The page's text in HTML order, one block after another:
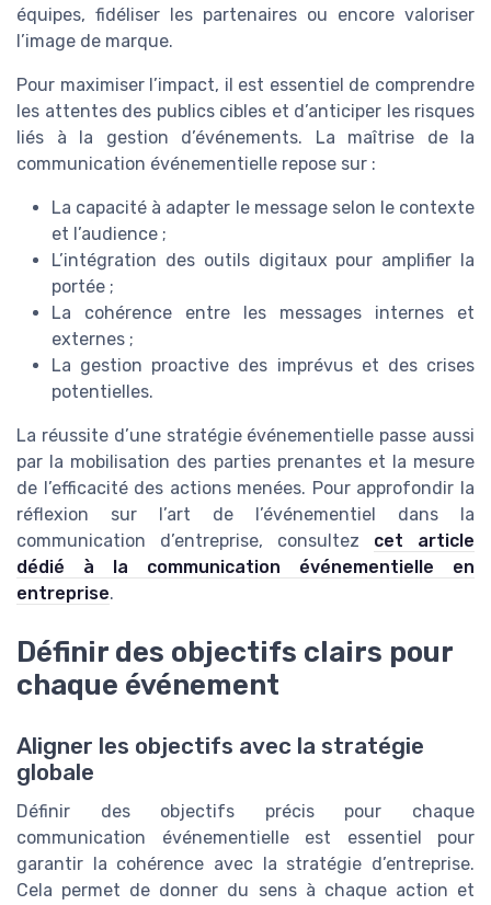
équipes, fidéliser les partenaires ou encore valoriser
l’image de marque.
Pour maximiser l’impact, il est essentiel de comprendre
les attentes des publics cibles et d’anticiper les risques
liés à la gestion d’événements. La maîtrise de la
communication événementielle repose sur :
La capacité à adapter le message selon le contexte
et l’audience ;
L’intégration des outils digitaux pour amplifier la
portée ;
La cohérence entre les messages internes et
externes ;
La gestion proactive des imprévus et des crises
potentielles.
La réussite d’une stratégie événementielle passe aussi
par la mobilisation des parties prenantes et la mesure
de l’efficacité des actions menées. Pour approfondir la
réflexion sur l’art de l’événementiel dans la
communication d’entreprise, consultez cet article
dédié à la communication événementielle en
entreprise.
Définir des objectifs clairs pour
chaque événement
Aligner les objectifs avec la stratégie
globale
Définir des objectifs précis pour chaque
communication événementielle est essentiel pour
garantir la cohérence avec la stratégie d’entreprise.
Cela permet de donner du sens à chaque action et